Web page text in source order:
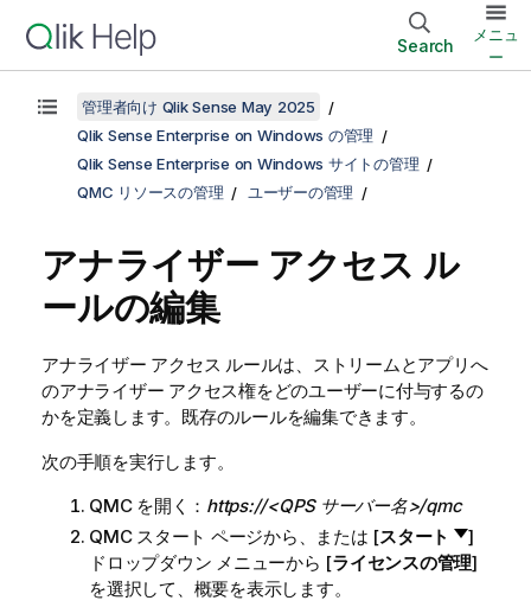
Search
メニュ
ー
管理者向け Qlik Sense May 2025
Qlik Sense Enterprise on Windows の管理
Qlik Sense Enterprise on Windows サイトの管理
QMC リソースの管理
ユーザーの管理
アナライザー アクセス ル
ールの編集
アナライザー アクセス ルールは、ストリームとアプリへ
のアナライザー アクセス権をどのユーザーに付与するの
かを定義します。既存のルールを編集できます。
次の手順を実行します。
QMCを開く： https://<QPS サーバー名>/qmc
QMCスタート ページから、または [スタート
]
ドロップダウン メニューから [ライセンスの管理]
を選択して、概要を表示します。